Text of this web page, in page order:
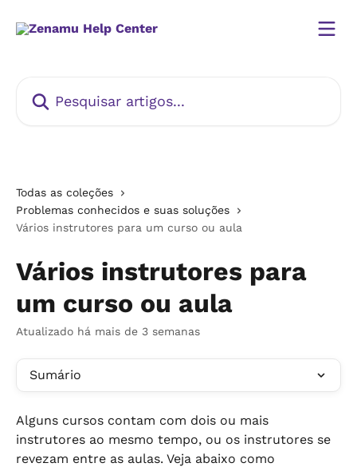
Todas as coleções
Problemas conhecidos e suas soluções
Vários instrutores para um curso ou aula
Vários instrutores para
um curso ou aula
Atualizado há mais de 3 semanas
Sumário
Alguns cursos contam com dois ou mais
instrutores ao mesmo tempo, ou os instrutores se
revezam entre as aulas. Veja abaixo como